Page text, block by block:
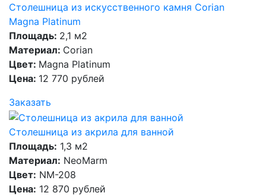
Столешница из искусственного камня Corian
Magna Platinum
Площадь: 2,1 м2
Материал: Corian
Цвет: Magna Platinum
Цена: 12 770 рублей
Заказать
Столешница из акрила для ванной
Площадь: 1,3 м2
Материал: NeoMarm
Цвет: NM-208
Цена: 12 870 рублей